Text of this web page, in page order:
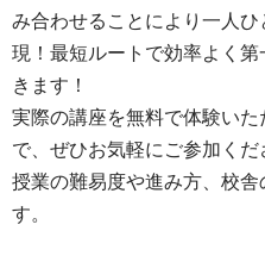
み合わせることにより一人
現！最短ルートで効率よく
きます！
実際の講座を無料で体験いた
で、ぜひお気軽にご参加くだ
授業の難易度や進み方、校
す。